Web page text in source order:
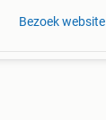
Bezoek website